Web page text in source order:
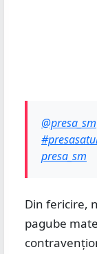
@presa_sm
presa_sm
Din fericire,
pagube